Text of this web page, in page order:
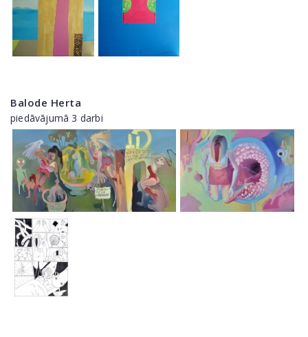
Balode Herta
piedāvājumā 3 darbi